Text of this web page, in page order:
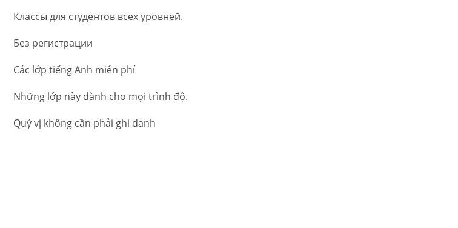
Классы для студентов всех уровней.
Без регистрации
Các lớp tiếng Anh miễn phí
Những lớp này dành cho mọi trình độ.
Quý vị không cần phải ghi danh